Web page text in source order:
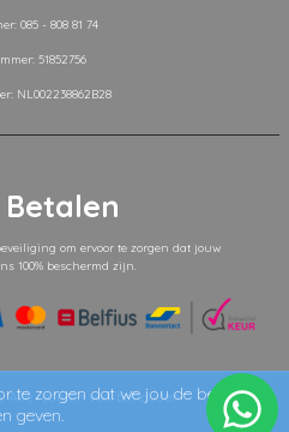
085 - 808 81 74
51852756
NL002238862B28
Betalen
om ervoor te zorgen dat jouw
100% beschermd zijn.
. Alle rechten voorbehouden.
te zorgen dat we jou de beste
geven.